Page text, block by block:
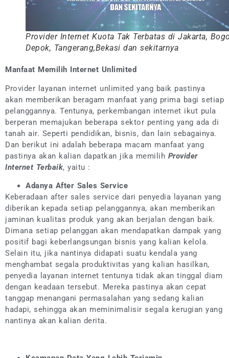
Provider Internet Kuota Tak Terbatas di Jakarta,
Depok, Tangerang,Bekasi dan sekitarnya
Manfaat Memilih Internet Unlimited
Provider layanan internet unlimited yang baik pastinya
akan memberikan beragam manfaat yang prima bagi setiap
pelanggannya. Tentunya, perkembangan internet ikut pula
berperan memajukan beberapa sektor penting yang ada di
tanah air. Seperti pendidikan, bisnis, dan lain sebagainya.
Dan berikut ini adalah beberapa macam manfaat yang
pastinya akan kalian dapatkan jika memilih Provider
Internet Terbaik, yaitu :
Adanya After Sales Service
Keberadaan after sales service dari penyedia layanan yang
diberikan kepada setiap pelanggannya, akan memberikan
jaminan kualitas produk yang akan berjalan dengan baik.
Dimana setiap pelanggan akan mendapatkan dampak yang
positif bagi keberlangsungan bisnis yang kalian kelola.
Selain itu, jika nantinya didapati suatu kendala yang
menghambat segala produktivitas yang kalian hasilkan,
penyedia layanan internet tentunya tidak akan tinggal diam
dengan keadaan tersebut. Mereka pastinya akan cepat
tanggap menangani permasalahan yang sedang kalian
hadapi, sehingga akan meminimalisir segala kerugian yang
nantinya akan kalian derita.